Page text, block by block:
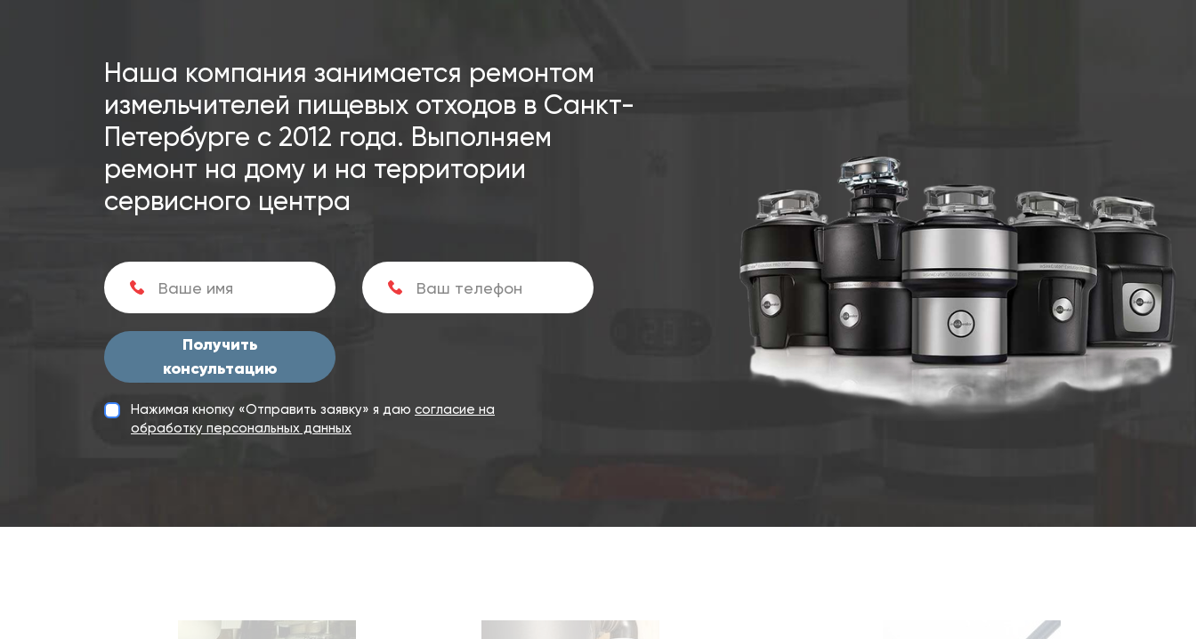
Наша компания занимается ремонтом
измельчителей пищевых отходов в Санкт-
Петербурге с 2012 года. Выполняем
ремонт на дому и на территории
сервисного центра
Получить
консультацию
Нажимая кнопку «Отправить заявку» я даю согласие на
обработку персональных данных